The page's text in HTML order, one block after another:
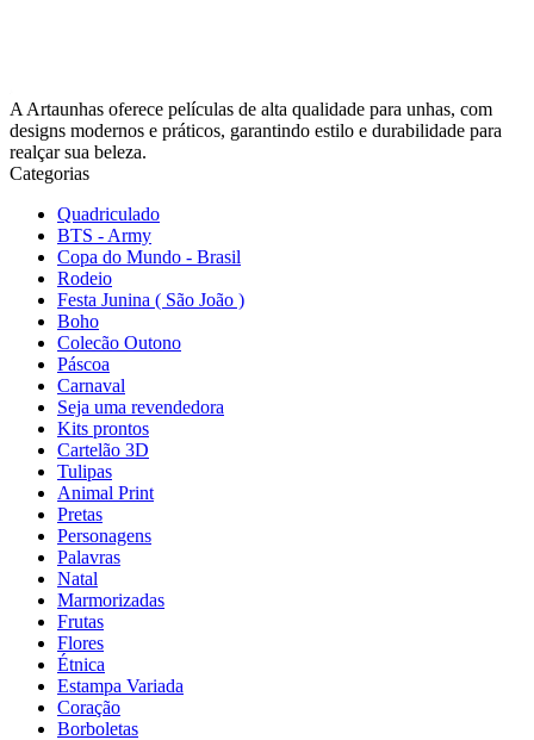
A Artaunhas oferece películas de alta qualidade para unhas, com
designs modernos e práticos, garantindo estilo e durabilidade para
realçar sua beleza.
Categorias
Quadriculado
BTS - Army
Copa do Mundo - Brasil
Rodeio
Festa Junina ( São João )
Boho
Colecão Outono
Páscoa
Carnaval
Seja uma revendedora
Kits prontos
Cartelão 3D
Tulipas
Animal Print
Pretas
Personagens
Palavras
Natal
Marmorizadas
Frutas
Flores
Étnica
Estampa Variada
Coração
Borboletas